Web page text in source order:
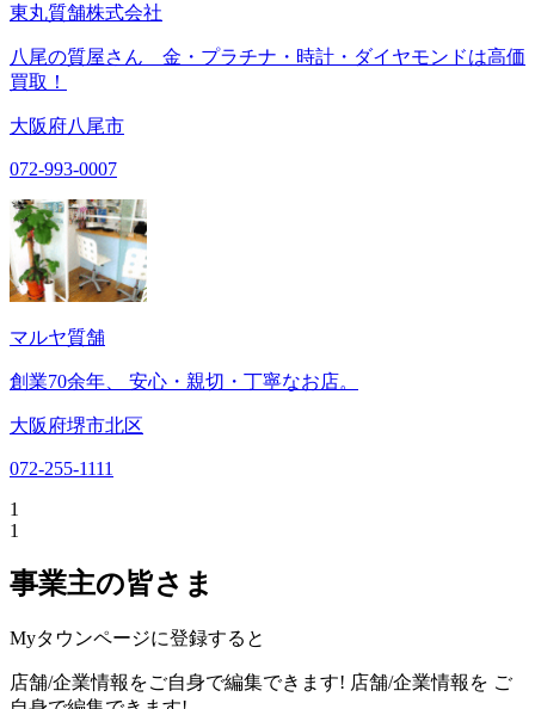
東丸質舗株式会社
八尾の質屋さん 金・プラチナ・時計・ダイヤモンドは高価
買取！
大阪府八尾市
072-993-0007
マルヤ質舗
創業70余年、 安心・親切・丁寧なお店。
大阪府堺市北区
072-255-1111
1
1
事業主の皆さま
Myタウンページに登録すると
店舗/企業情報をご自身で編集できます! 店舗/企業情報を ご